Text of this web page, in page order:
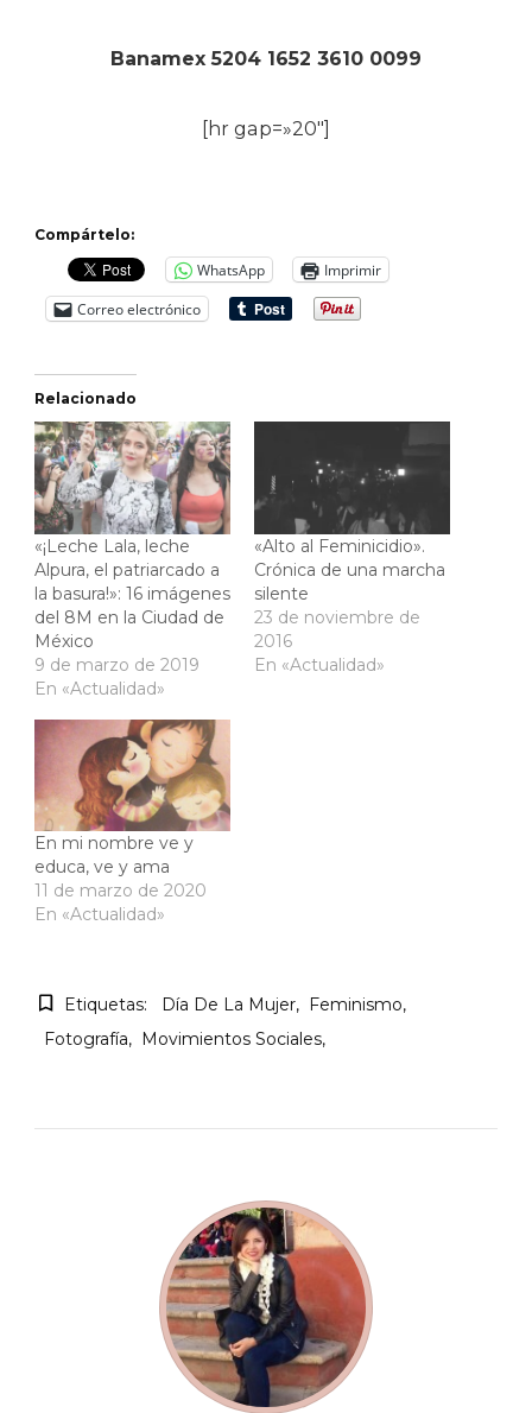
Banamex 5204 1652 3610 0099
[hr gap=»20″]
Compártelo:
WhatsApp
Imprimir
Correo electrónico
Relacionado
«¡Leche Lala, leche
Alpura, el patriarcado a
la basura!»: 16 imágenes
del 8M en la Ciudad de
México
9 de marzo de 2019
En «Actualidad»
«Alto al Feminicidio».
Crónica de una marcha
silente
23 de noviembre de
2016
En «Actualidad»
En mi nombre ve y
educa, ve y ama
11 de marzo de 2020
En «Actualidad»
Etiquetas: Día De La Mujer
Feminismo
Fotografía
Movimientos Sociales